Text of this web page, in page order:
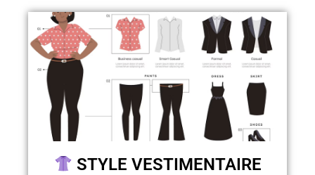
STYLE VESTIMENTAIRE